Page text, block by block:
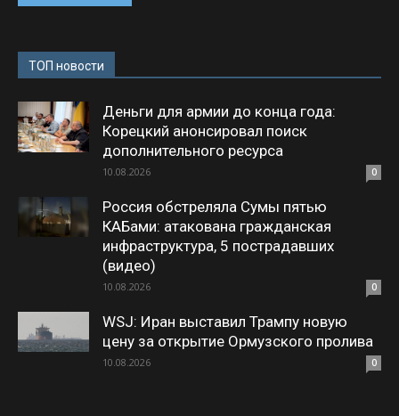
ТОП новости
Деньги для армии до конца года:
Корецкий анонсировал поиск
дополнительного ресурса
10.08.2026 0
Россия обстреляла Сумы пятью
КАБами: атакована гражданская
инфраструктура, 5 пострадавших
(видео)
10.08.2026 0
WSJ: Иран выставил Трампу новую
цену за открытие Ормузского пролива
10.08.2026 0